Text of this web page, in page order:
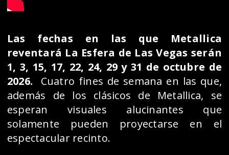
Las fechas en las que Metallica
reventará La Esfera de Las Vegas serán
1, 3, 15, 17, 22, 24, 29 y 31 de octubre de
2026. Cuatro fines de semana en las que,
además de los clásicos de Metallica, se
esperan visuales alucinantes que
solamente pueden proyectarse en el
espectacular recinto.